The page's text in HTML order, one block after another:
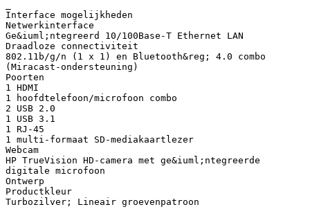
Interface mogelijkheden
Netwerkinterface
Ge&iuml;ntegreerd 10/100Base-T Ethernet LAN
Draadloze connectiviteit
802.11b/g/n (1 x 1) en Bluetooth&reg; 4.0 combo
(Miracast-ondersteuning)
Poorten
1 HDMI
1 hoofdtelefoon/microfoon combo
2 USB 2.0
1 USB 3.1
1 RJ-45
1 multi-formaat SD-mediakaartlezer
Webcam
HP TrueVision HD-camera met ge&iuml;ntegreerde
digitale microfoon
Ontwerp
Productkleur
Turbozilver; Lineair groevenpatroon